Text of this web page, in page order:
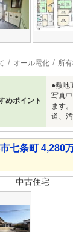
オール電化 所
めポイント
●敷
写真
ます
道、
七条町 4,280
中古住宅